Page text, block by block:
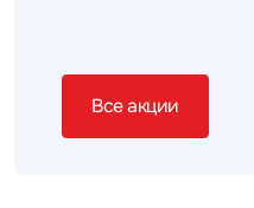
Все акции